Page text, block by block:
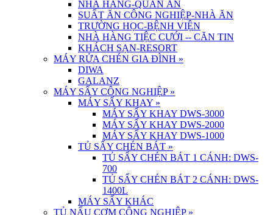
NHÀ HÀNG-QUÁN ĂN
SUẤT ĂN CÔNG NGHIỆP-NHÀ ĂN
TRƯỜNG HỌC-BỆNH VIỆN
NHÀ HÀNG TIỆC CƯỚI -- CĂN TIN
KHÁCH SẠN-RESORT
MÁY RỬA CHÉN GIA ĐÌNH »
DIWA
GALANZ
MÁY SẤY CÔNG NGHIỆP »
MÁY SẤY KHAY »
MÁY SẤY KHAY DWS-3000
MÁY SẤY KHAY DWS-2000
MÁY SẤY KHAY DWS-1000
TỦ SẤY CHÉN BÁT »
TỦ SẤY CHÉN BÁT 1 CÁNH: DWS-
700
TỦ SẤY CHÉN BÁT 2 CÁNH: DWS-
1400L
MÁY SẤY KHÁC
TỦ NẤU CƠM CÔNG NGHIỆP »